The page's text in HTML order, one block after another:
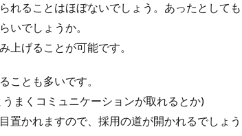
れることはほぼないでしょう。あったとして
いでしょうか。
上げることが可能です。
ことも多いです。
まくコミュニケーションが取れるとか)
かれますので、採用の道が開かれるでしょう